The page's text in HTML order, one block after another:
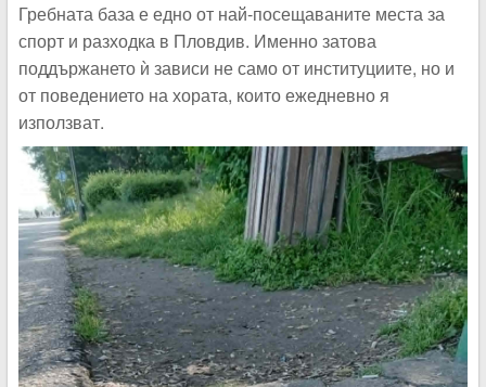
Гребната база е едно от най-посещаваните места за
спорт и разходка в Пловдив. Именно затова
поддържането ѝ зависи не само от институциите, но и
от поведението на хората, които ежедневно я
използват.